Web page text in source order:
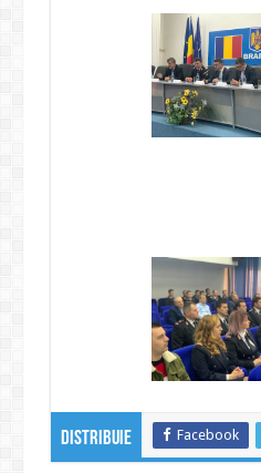
Distribuie Facebook